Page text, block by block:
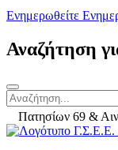
Ενημερωθείτε
Αναζήτηση
Πατησίων 69 &